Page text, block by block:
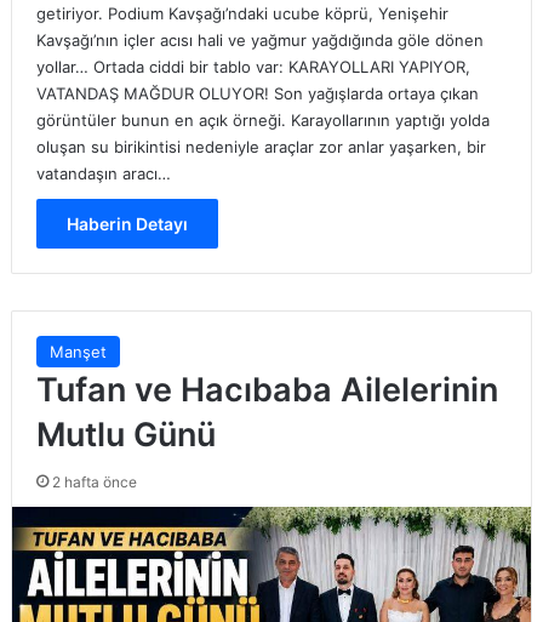
getiriyor. Podium Kavşağı’ndaki ucube köprü, Yenişehir
Kavşağı’nın içler acısı hali ve yağmur yağdığında göle dönen
yollar… Ortada ciddi bir tablo var: KARAYOLLARI YAPIYOR,
VATANDAŞ MAĞDUR OLUYOR! Son yağışlarda ortaya çıkan
görüntüler bunun en açık örneği. Karayollarının yaptığı yolda
oluşan su birikintisi nedeniyle araçlar zor anlar yaşarken, bir
vatandaşın aracı…
Haberin Detayı
Manşet
Tufan ve Hacıbaba Ailelerinin
Mutlu Günü
2 hafta önce